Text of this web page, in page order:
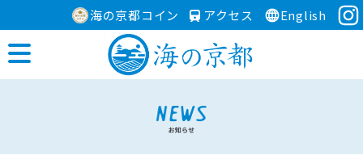
海の京都コイン アクセス English